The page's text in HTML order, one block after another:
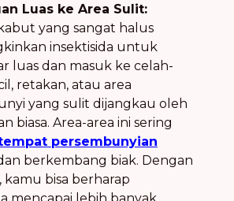
Luas ke Area Sulit:
yang sangat halus
insektisida untuk
luas dan masuk ke celah-
retakan, atau area
yang sulit dijangkau oleh
biasa. Area-area ini sering
persembunyian
berkembang biak. Dengan
, kamu bisa berharap